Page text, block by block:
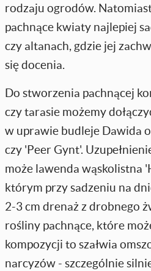
rodzaju ogrodów.
pachnące kwiaty najlepiej
czy altanach, gdzie jej
się docenia.
Do stworzenia pachnącej
czy tarasie możemy
w uprawie budleje Dawida
czy 'Peer Gynt'.
może lawenda wąskolistna
którym przy sadzeniu na
2-3 cm drenaż z drobnego
rośliny pachnące, które
kompozycji to szałwia
narcyzów - szczególnie